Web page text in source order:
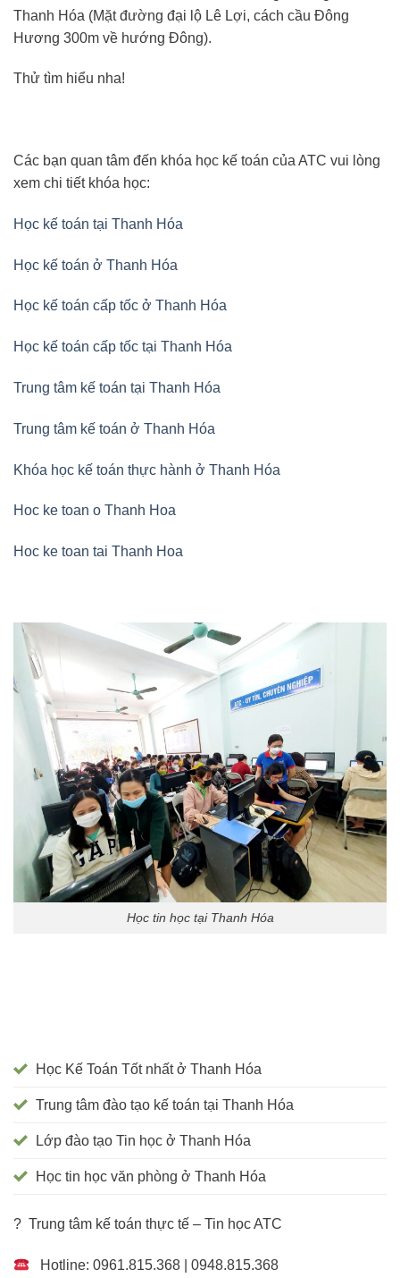
Thanh Hóa (Mặt đường đại lộ Lê Lợi, cách cầu Đông
Hương 300m về hướng Đông).
Thử tìm hiểu nha!
Các bạn quan tâm đến khóa học kế toán của ATC vui lòng
xem chi tiết khóa học:
Học kế toán tại Thanh Hóa
Học kế toán ở Thanh Hóa
Học kế toán cấp tốc ở Thanh Hóa
Học kế toán cấp tốc tại Thanh Hóa
Trung tâm kế toán tại Thanh Hóa
Trung tâm kế toán ở Thanh Hóa
Khóa học kế toán thực hành ở Thanh Hóa
Hoc ke toan o Thanh Hoa
Hoc ke toan tai Thanh Hoa
Học tin học tại Thanh Hóa
Học Kế Toán Tốt nhất ở Thanh Hóa
Trung tâm đào tạo kế toán tại Thanh Hóa
Lớp đào tạo Tin học ở Thanh Hóa
Học tin học văn phòng ở Thanh Hóa
? Trung tâm kế toán thực tế – Tin học ATC
Hotline: 0961.815.368 | 0948.815.368